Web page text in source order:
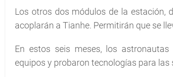
Los otros dos módulos de la estación,
acoplarán a Tianhe. Permitirán que se
En estos seis meses, los
equipos y probaron tecnologías para